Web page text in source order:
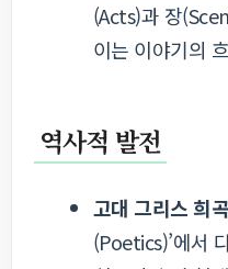
(Acts)과 장
이는 이야기의
역사적 발전
고대 그리스 희곡
(Poetics)’에서